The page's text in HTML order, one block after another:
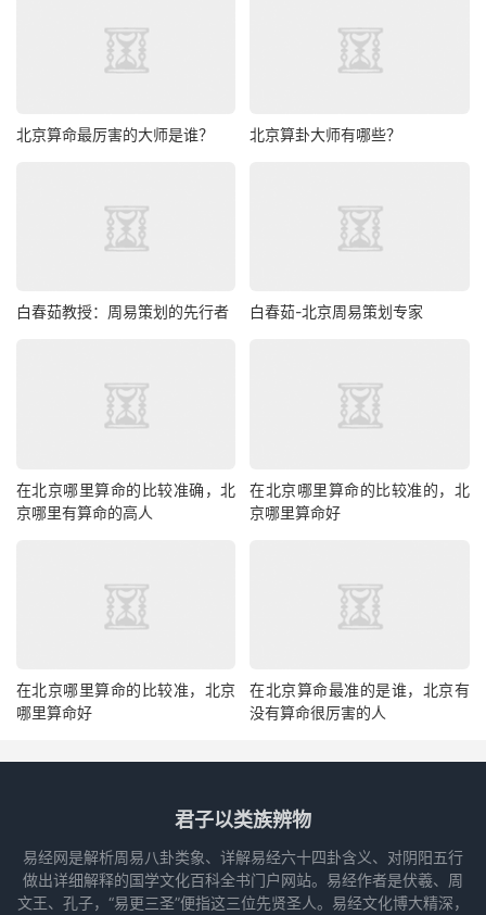
北京算命最厉害的大师是谁？ 北京算卦大师有哪些？
白春茹教授：周易策划的先行者 白春茹-北京周易策划专家
在北京哪里算命的比较准确，北
京哪里有算命的高人
在北京哪里算命的比较准的，北
京哪里算命好
在北京哪里算命的比较准，北京
哪里算命好
在北京算命最准的是谁，北京有
没有算命很厉害的人
君子以类族辨物
易经网是解析周易八卦类象、详解易经六十四卦含义、对阴阳五行
做出详细解释的国学文化百科全书门户网站。易经作者是伏羲、周
文王、孔子，“易更三圣”便指这三位先贤圣人。易经文化博大精深，